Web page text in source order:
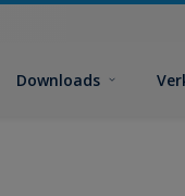
Downloads